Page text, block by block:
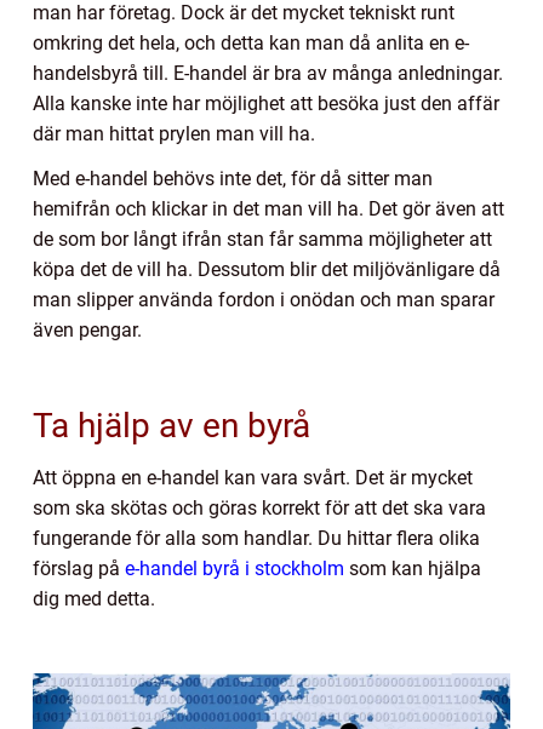
man har företag. Dock är det mycket tekniskt runt
omkring det hela, och detta kan man då anlita en e-
handelsbyrå till. E-handel är bra av många anledningar.
Alla kanske inte har möjlighet att besöka just den affär
där man hittat prylen man vill ha.
Med e-handel behövs inte det, för då sitter man
hemifrån och klickar in det man vill ha. Det gör även att
de som bor långt ifrån stan får samma möjligheter att
köpa det de vill ha. Dessutom blir det miljövänligare då
man slipper använda fordon i onödan och man sparar
även pengar.
Ta hjälp av en byrå
Att öppna en e-handel kan vara svårt. Det är mycket
som ska skötas och göras korrekt för att det ska vara
fungerande för alla som handlar. Du hittar flera olika
förslag på e-handel byrå i stockholm som kan hjälpa
dig med detta.